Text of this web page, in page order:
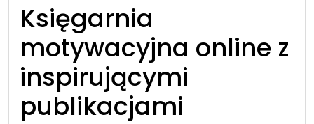
Księgarnia
motywacyjna online z
inspirującymi
publikacjami